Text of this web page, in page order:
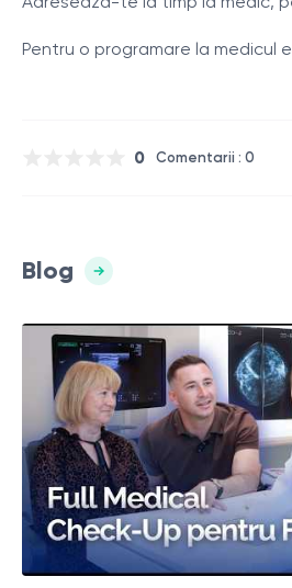
Pentru o programare la medicul
0 Comentarii : 0
Blog